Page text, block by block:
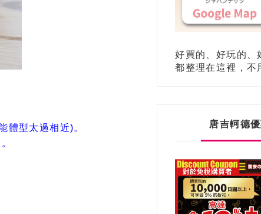
體型太過相近)。
好買的、好玩的、
都整理在這裡，不
唐吉軻德